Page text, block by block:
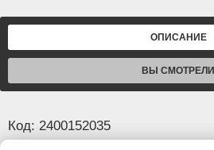
ОПИСАНИЕ
ВЫ СМОТРЕЛИ
Код: 2400152035